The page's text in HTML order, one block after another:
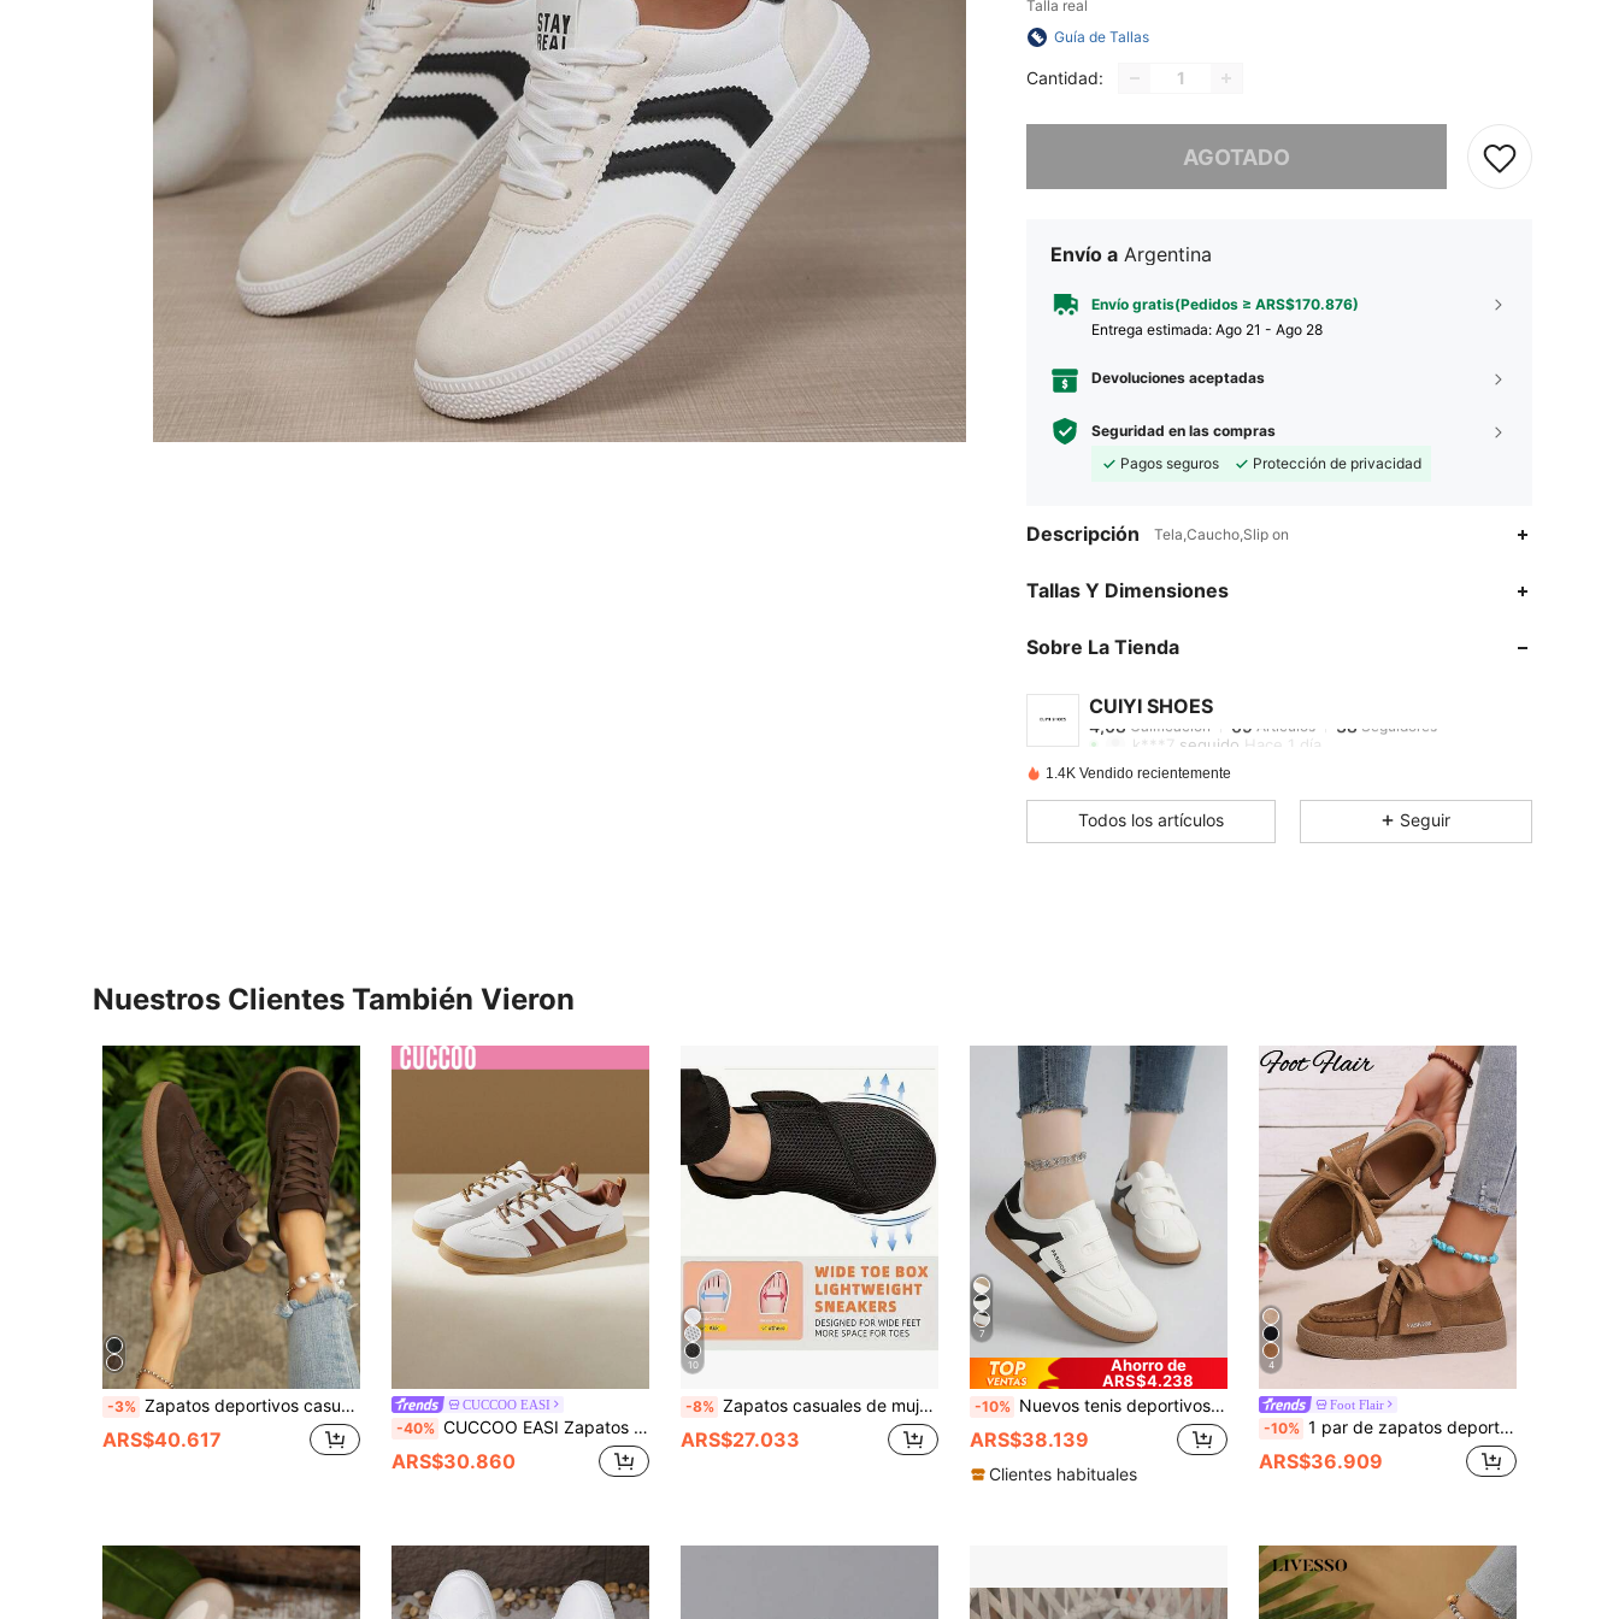
Talla real
Guía de Tallas
Cantidad:
AGOTADO
Envío a Argentina
Envío gratis(Pedidos ≥ ARS$170.876)
Entrega estimada: Ago 21 - Ago 28
Devoluciones aceptadas
Seguridad en las compras
Pagos seguros
Protección de privacidad
Descripción Tela,Caucho,Slip on
Tallas Y Dimensiones
Sobre La Tienda
CUIYI SHOES
4,08
4,08
Calificación
k***7seguidoHace 1 día
4,08
1.4K Vendido recientemente
Todos los artículos Seguir
Nuestros Clientes También Vieron
-3% Zapatos deportivos casuales para mujer con suela plana, zapatillas para mujer con diseño patchwork y cordones, zapatos casuales para mujer, zapatos para correr para mujer, zapatos deportivos para mujer
ARS$40.617
CUCCOO EASI
-40% CUCCOO EASI Zapatos Retro Dexun para el Desplazamiento Diario | Caminatas Largas sin Cansancio de Comodidad, Zapatos Deportivos Ligeros y Transpirables, Zapatos Retro Dexun Suaves al Corazón | Zapatos Desaliñados que Deben Entrar en la Calle, Suela Cómoda y Suave, Fáciles de Combinar con Toda la Ropa Casual del Armario
ARS$30.860
10
-8% Zapatos casuales de mujer con cierre de , suela gruesa suave y cómoda + transpirable, fácil de poner y quitar, adecuado para pies anchos
ARS$27.033
7
Ahorro de
ARS$4.238
-10% Nuevos tenis deportivos ligeros y casuales para estudiantes de moda, para mujer talla grande 36-41
ARS$38.139
Clientes habituales
4
Foot Flair
-10% 1 par de zapatos deportivos casuales de moda para mujer, zapatillas de lona de unicolor con cordones, adecuados para el hogar, vacaciones, oficina, todas las estaciones
ARS$36.909